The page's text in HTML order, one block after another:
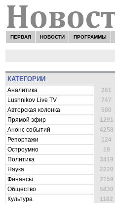
ПЕРВАЯ НОВОСТИ ПРОГРАММЫ
КАТЕГОРИИ
Аналитика
261
Lushnikov Live TV
747
Авторская колонка
580
Прямой эфир
1291
Анонс событий
4258
Репортажи
124
Остроумно
19
Политика
3419
Наука
2220
Финансы
2159
Общество
5830
Культура
1182